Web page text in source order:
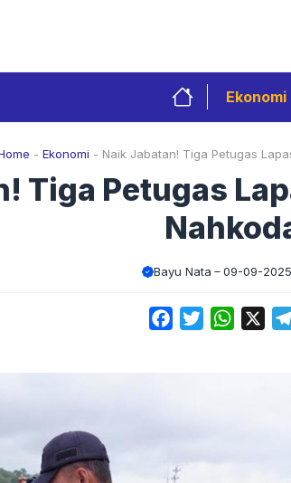
Ekonomi
- Ekonomi - Naik Jabatan! Tiga Petugas
Tiga Petugas
Bayu Nata 09-09-
FacebookTwitter